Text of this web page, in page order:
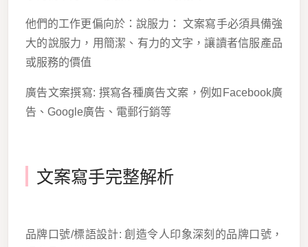
他們的工作更偏向於：說服力： 文案寫手必須具備強
大的說服力，用簡潔、有力的文字，讓讀者信服產品
或服務的價值
廣告文案撰寫: 撰寫各種廣告文案，例如Facebook廣
告、Google廣告、電郵行銷等
文案寫手完整解析
品牌口號/標語設計: 創造令人印象深刻的品牌口號，